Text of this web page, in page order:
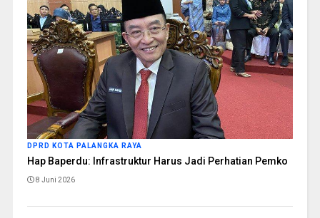
DPRD KOTA PALANGKA RAYA
Hap Baperdu: Infrastruktur Harus Jadi Perhatian Pemko
8 Juni 2026